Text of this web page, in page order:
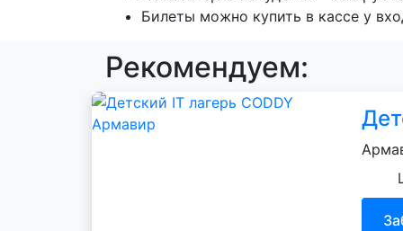
Билеты можно купить в кассе у
Рекомендуем: